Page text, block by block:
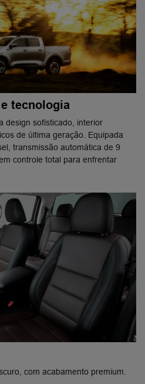
tecnologia
design sofisticado, interior
de última geração. ​Equipada
transmissão automática de 9
controle total para enfrentar
com acabamento premium.